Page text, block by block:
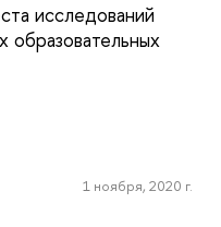
исследований
образовательных
1 ноября, 2020 г.